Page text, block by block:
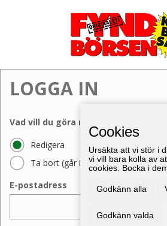
LOGGA IN
Vad vill du göra med din annons?
Redigera
Ta bort (går inte att ångra)
E-postadress
Cookies
Ursäkta att vi stör i
vi vill bara kolla av
cookies. Bocka i
Godkänn alla
Godkänn valda